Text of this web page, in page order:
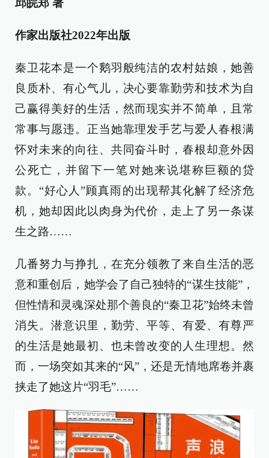
邱皖郑 著
作家出版社2022年出版
秦卫花本是一个鹅羽般纯洁的农村姑娘，她善
良质朴、有心气儿，决心要靠勤劳和技术为自
己赢得美好的生活，然而现实并不简单，且常
常事与愿违。正当她靠理发手艺与爱人春根满
怀对未来的向往、共同奋斗时，春根却意外因
公死亡，并留下一笔对她来说堪称巨额的贷
款。“好心人”顾真雨的出现帮其化解了经济危
机，她却因此以肉身为代价，走上了另一条谋
生之路……
几番努力与挣扎，在充分领教了来自生活的恶
意和重创后，她学会了自己独特的“谋生技能”，
但性情和灵魂深处那个善良的“秦卫花”始终未曾
消失。潜意识里，勤劳、平等、有爱、有尊严
的生活是她最初、也未曾改变的人生理想。然
而，一场突如其来的“风”，还是无情地席卷并裹
挟走了她这片“羽毛”……